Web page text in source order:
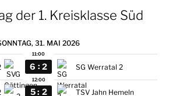
der 1. Kreisklasse Süd
31. MAI 2026
11:00
6 : 2 SG Werratal 2
12:00
5 : 2 TSV Jahn Hemeln